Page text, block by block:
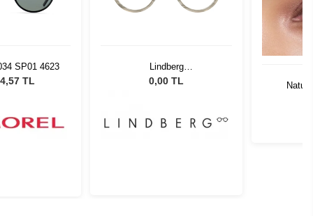
SP01 4623
TL
Lindberg
LDO.AC1011.AI26.42135
0,00 TL